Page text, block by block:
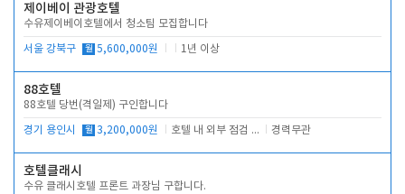
제이베이 관광호텔
수유제이베이호텔에서 청소팀 모집합니다
서울 강북구 월 5,600,000원 1년 이상
88호텔
88호텔 당번(격일제) 구인합니다
경기 용인시 월 3,200,000원 호텔 내 외부 점검 및 프런트 운영 경력무관
호텔클래시
수유 클래시호텔 프론트 과장님 구합니다.